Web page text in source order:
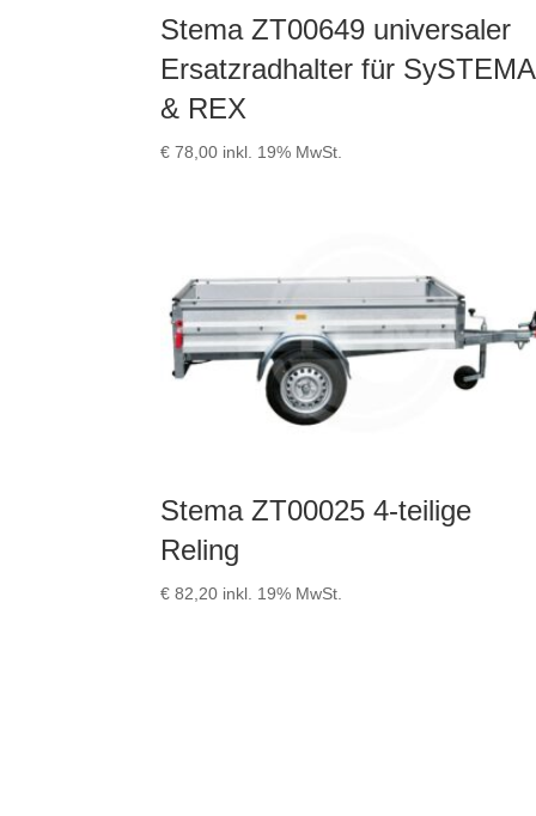
Stema ZT00649 universaler
Ersatzradhalter für SySTEMA
& REX
€ 78,00 inkl. 19% MwSt.
Stema ZT00025 4-teilige
Reling
€ 82,20 inkl. 19% MwSt.